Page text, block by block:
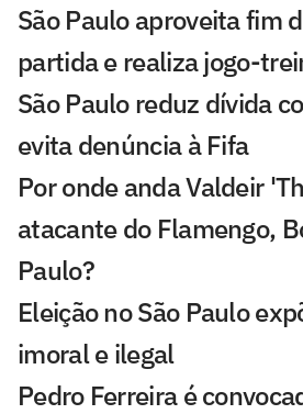
São Paulo aproveita fim
partida e realiza jogo-
São Paulo reduz dívida
evita denúncia à Fifa
Por onde anda Valdeir
atacante do Flamengo,
Paulo?
Eleição no São Paulo
imoral e ilegal
Pedro Ferreira é